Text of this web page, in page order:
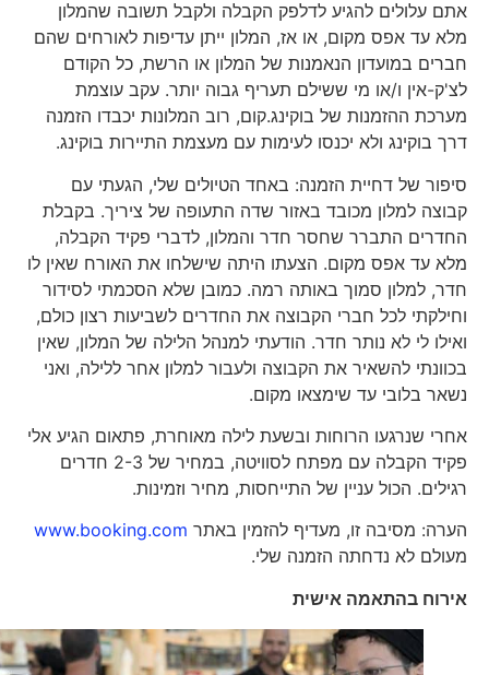
אתם עלולים להגיע לדלפק הקבלה ולקבל תשובה שהמלון
מלא עד אפס מקום, או אז, המלון ייתן עדיפות לאורחים שהם
חברים במועדון הנאמנות של המלון או הרשת, כל הקודם
לצ'ק-אין ו/או מי ששילם תעריף גבוה יותר. עקב עוצמת
מערכת ההזמנות של בוקינג.קום, רוב המלונות יכבדו הזמנה
דרך בוקינג ולא יכנסו לעימות עם מעצמת התיירות בוקינג.
סיפור של דחיית הזמנה: באחד הטיולים שלי, הגעתי עם
קבוצה למלון מכובד באזור שדה התעופה של ציריך. בקבלת
החדרים התברר שחסר חדר והמלון, לדברי פקיד הקבלה,
מלא עד אפס מקום. הצעתו היתה שישלחו את האורח שאין לו
חדר, למלון סמוך באותה רמה. כמובן שלא הסכמתי לסידור
וחילקתי לכל חברי הקבוצה את החדרים לשביעות רצון כולם,
ואילו לי לא נותר חדר. הודעתי למנהל הלילה של המלון, שאין
בכוונתי להשאיר את הקבוצה ולעבור למלון אחר ללילה, ואני
נשאר בלובי עד שימצאו מקום.
אחרי שנרגעו הרוחות ובשעת לילה מאוחרת, פתאום הגיע אלי
פקיד הקבלה עם מפתח לסוויטה, במחיר של 2-3 חדרים
רגילים. הכול עניין של התייחסות, מחיר וזמינות.
הערה: מסיבה זו, מעדיף להזמין באתרwww.booking.com
מעולם לא נדחתה הזמנה שלי.
אירוח בהתאמה אישית